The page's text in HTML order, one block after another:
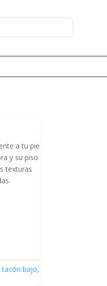
a tu pie
y su piso
texturas
tacón bajo,